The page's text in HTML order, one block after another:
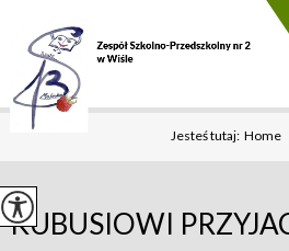
Jesteś tutaj:Home
KUBUSIOWI